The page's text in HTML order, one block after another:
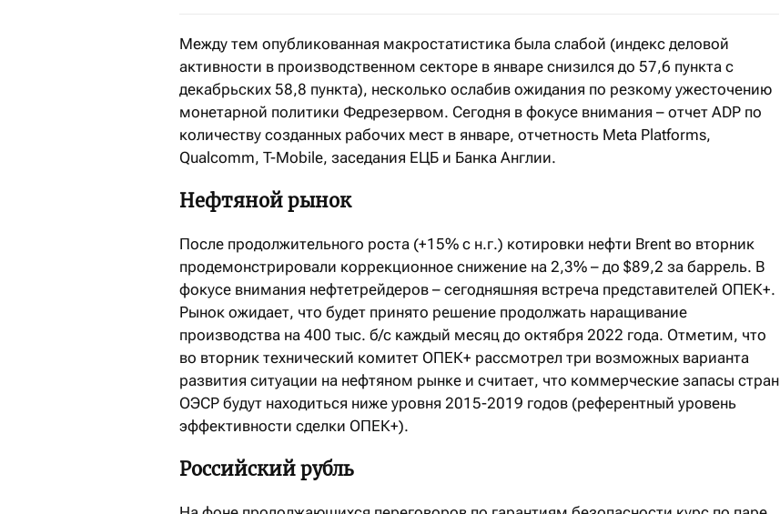
Между тем опубликованная макростатистика была слабой (индекс деловой
активности в производственном секторе в январе снизился до 57,6 пункта с
декабрьских 58,8 пункта), несколько ослабив ожидания по резкому ужесточению
монетарной политики Федрезервом. Сегодня в фокусе внимания – отчет ADP по
количеству созданных рабочих мест в январе, отчетность Meta Platforms,
Qualcomm, T-Mobile, заседания ЕЦБ и Банка Англии.
Нефтяной рынок
После продолжительного роста (+15% с н.г.) котировки нефти Brent во вторник
продемонстрировали коррекционное снижение на 2,3% – до $89,2 за баррель. В
фокусе внимания нефтетрейдеров – сегодняшняя встреча представителей ОПЕК+.
Рынок ожидает, что будет принято решение продолжать наращивание
производства на 400 тыс. б/с каждый месяц до октября 2022 года. Отметим, что
во вторник технический комитет ОПЕК+ рассмотрел три возможных варианта
развития ситуации на нефтяном рынке и считает, что коммерческие запасы стран
ОЭСР будут находиться ниже уровня 2015-2019 годов (референтный уровень
эффективности сделки ОПЕК+).
Российский рубль